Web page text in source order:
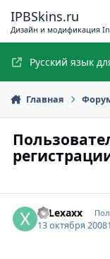
IPBSkins.ru
Дизайн и модификация
Русский язык
Главная
xxLexaxx
13 октября 2008